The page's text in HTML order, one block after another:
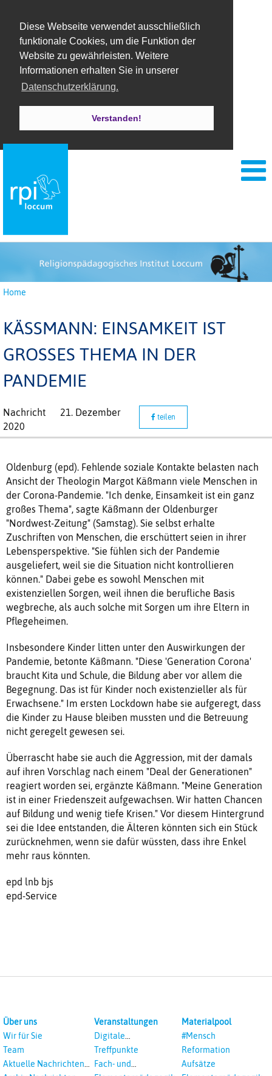
Diese Webseite verwendet ausschließlich
funktionale Cookies, um die Funktion der
Website zu gewährleisten. Weitere
Informationen erhalten Sie in unserer
Datenschutzerklärung.
Verstanden!
Home
KÄSSMANN: EINSAMKEIT IST G
ROSSES THEMA IN DER PA
NDEMIE
Nachricht
21. Dezember
2020
teilen
Oldenburg (epd). Fehlende soziale Kontakte belasten nach
Ansicht der Theologin Margot Käßmann viele Menschen in
der Corona-Pandemie. "Ich denke, Einsamkeit ist ein ganz
großes Thema", sagte Käßmann der Oldenburger
"Nordwest-Zeitung" (Samstag). Sie selbst erhalte
Zuschriften von Menschen, die erschüttert seien in ihrer
Lebensperspektive. "Sie fühlen sich der Pandemie
ausgeliefert, weil sie die Situation nicht kontrollieren
können." Dabei gebe es sowohl Menschen mit
existenziellen Sorgen, weil ihnen die berufliche Basis
wegbreche, als auch solche mit Sorgen um ihre Eltern in
Pflegeheimen.
Insbesondere Kinder litten unter den Auswirkungen der
Pandemie, betonte Käßmann. "Diese 'Generation Corona'
braucht Kita und Schule, die Bildung aber vor allem die
Begegnung. Das ist für Kinder noch existenzieller als für
Erwachsene." Im ersten Lockdown habe sie aufgeregt, dass
die Kinder zu Hause bleiben mussten und die Betreuung
nicht geregelt gewesen sei.
Überrascht habe sie auch die Aggression, mit der damals
auf ihren Vorschlag nach einem "Deal der Generationen"
reagiert worden sei, ergänzte Käßmann. "Meine Generation
ist in einer Friedenszeit aufgewachsen. Wir hatten Chancen
auf Bildung und wenig tiefe Krisen." Vor diesem Hintergrund
sei die Idee entstanden, die Älteren könnten sich ein Stück
zurücknehmen, wenn sie dafür wüssten, dass ihre Enkel
mehr raus könnten.
epd lnb bjs
epd-Service
Über uns
Wir für Sie
Team
Aktuelle Nachrichten
Veranstaltungen
Digitale
Veranstaltungen
Treffpunkte
Fach- und
Materialpool
#Mensch
Reformation
Aufsätze